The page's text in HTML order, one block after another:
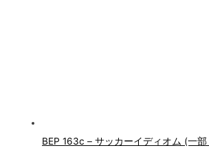
BEP 163c – サッカーイディオム (一部